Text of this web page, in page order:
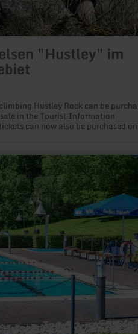
"Hustley" im
Hustley Rock can be
in the Tourist Information
can now also be purchased